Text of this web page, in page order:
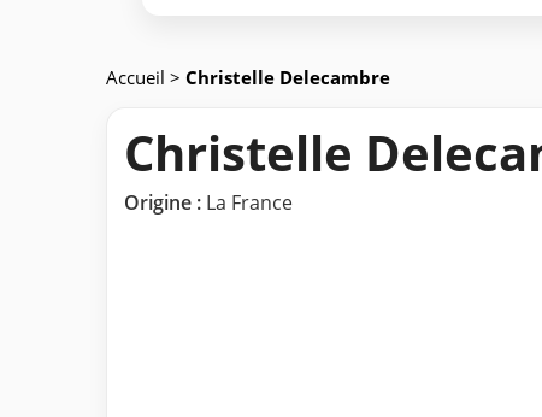
Accueil > Christelle Delecambre
Christelle
Origine : La France